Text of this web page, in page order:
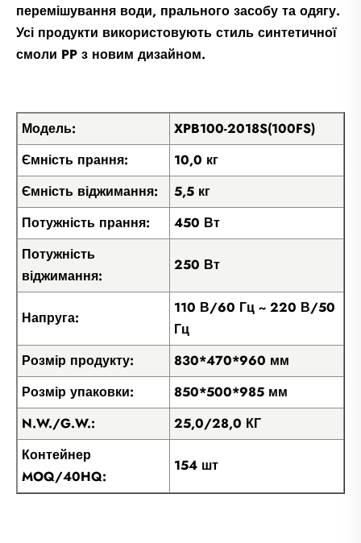
перемішування води, прального засобу та одягу.
Усі продукти використовують стиль синтетичної
смоли PP з новим дизайном.
Модель:
XPB100-2018S(100FS)
Ємність прання:
10,0 кг
Ємність віджимання:
5,5 кг
Потужність прання:
450 Вт
Потужність
віджимання:
250 Вт
Напруга:
110 В/60 Гц ~ 220 В/50
Гц
Розмір продукту:
830*470*960 мм
Розмір упаковки:
850*500*985 мм
N.W./G.W.:
25,0/28,0 КГ
Контейнер
MOQ/40HQ:
154 шт